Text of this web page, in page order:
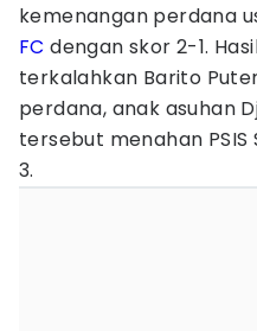
kemenangan perdana
FC dengan skor 2-1.
terkalahkan Barito
perdana, anak asuhan
tersebut menahan
3.